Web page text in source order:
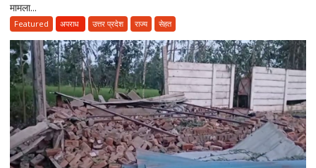
दवाओं
के
कारोबार
का
भंडाफोड़,
अमीनाबाद
में
5
दवा
मामला...
Featured अपराध उत्तर प्रदेश राज्य सेहत